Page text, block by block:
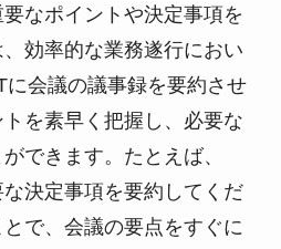
なポイントや決定事項を
効率的な業務遂行におい
会議の議事録を要約させ
を素早く把握し、必要な
できます。たとえば、
な決定事項を要約してくだ
で、会議の要点をすぐに